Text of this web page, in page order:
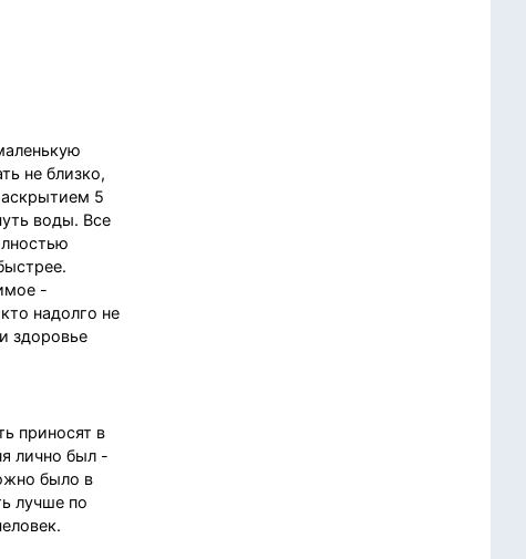
не близко,
5
воды. Все
-
надолго не
здоровье
приносят в
лично был -
было в
лучше по